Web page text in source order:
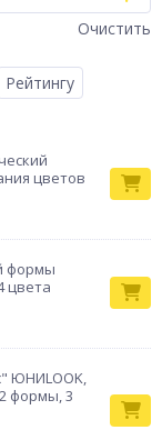
Очистить
Рейтингу
цветов
формы
цвета
ЮНИLOOK,
формы, 3